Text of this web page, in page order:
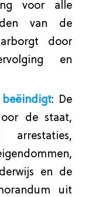
voor alle
van de
door
en
beëindigt: De
de staat,
arrestaties,
en de
uit